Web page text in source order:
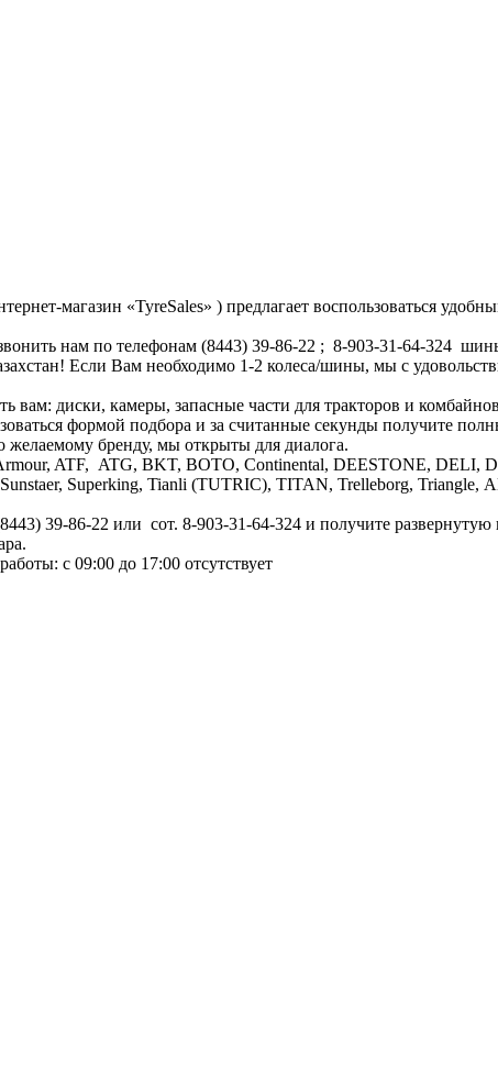
магазин «TyreSales» ) предлагает воспользоваться
нам по телефонам (8443) 39-86-22 ; 8-903-31-64-324
Если Вам необходимо 1-2 колеса/шины, мы с
диски, камеры, запасные части для тракторов и
формой подбора и за считанные секунды получите
желаемому бренду, мы открыты для диалога.
ATF, ATG, BKT, BOTO, Continental, DEESTONE, DELI,
Sunstaer, Superking, Tianli (TUTRIC), TITAN, Trelleborg,
39-86-22 или сот. 8-903-31-64-324 и получите развернутую
с 09:00 до 17:00 отсутствует